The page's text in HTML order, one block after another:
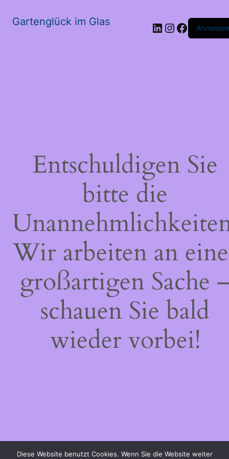
Gartenglück im Glas LinkedIn
Instagram
Anmelden
Entschuldigen Sie
bitte die
Wir arbeiten an
großartigen Sache
schauen Sie bald
wieder vorbei!
Diese Website benutzt Cookies. Wenn Sie die Website weiter